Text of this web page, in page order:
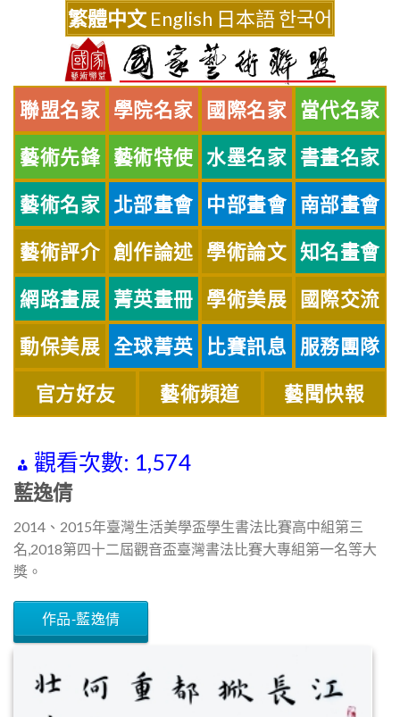
繁體中文 English 日本語한국어
聯盟名家 學院名家 國際名家 當代名家
藝術先鋒 藝術特使 水墨名家 書畫名家
藝術名家 北部畫會 中部畫會 南部畫會
藝術評介 創作論述 學術論文 知名畫會
網路畫展 菁英畫冊 學術美展 國際交流
動保美展 全球菁英 比賽訊息 服務團隊
官方好友 藝術頻道 藝聞快報
觀看次數: 1,574
藍逸倩
2014、2015年臺灣生活美學盃學生書法比賽高中組第三
名,2018第四十二屆觀音盃臺灣書法比賽大專組第一名等大
獎。
作品-藍逸倩